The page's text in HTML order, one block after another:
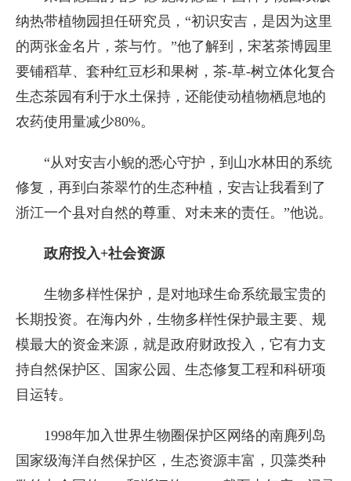
纳热带植物园担任研究员，“初识安吉，是因为这里
的两张金名片，茶与竹。”他了解到，宋茗茶博园里
要铺稻草、套种红豆杉和果树，茶-草-树立体化复合
生态茶园有利于水土保持，还能使动植物栖息地的
农药使用量减少80%。
“从对安吉小鲵的悉心守护，到山水林田的系统
修复，再到白茶翠竹的生态种植，安吉让我看到了
浙江一个县对自然的尊重、对未来的责任。”他说。
政府投入+社会资源
生物多样性保护，是对地球生命系统最宝贵的
长期投资。在海内外，生物多样性保护最主要、规
模最大的资金来源，就是政府财政投入，它有力支
持自然保护区、国家公园、生态修复工程和科研项
目运转。
1998年加入世界生物圈保护区网络的南麂列岛
国家级海洋自然保护区，生态资源丰富，贝藻类种